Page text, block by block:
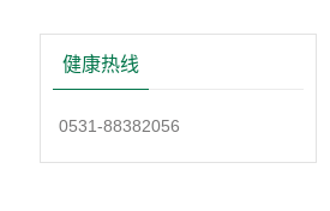
健康热线
0531-88382056